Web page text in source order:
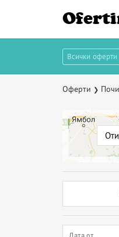
Всички оферти
Оферти ❯